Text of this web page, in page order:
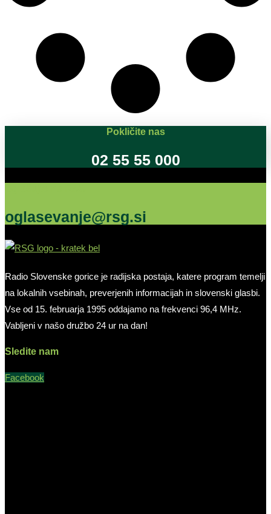
Pokličite nas
02 55 55 000
oglasevanje@rsg.si
Radio Slovenske gorice je radijska postaja, katere program temelji
na lokalnih vsebinah, preverjenih informacijah in slovenski glasbi.
Vse od 15. februarja 1995 oddajamo na frekvenci 96,4 MHz.
Vabljeni v našo družbo 24 ur na dan!
Sledite nam
Facebook